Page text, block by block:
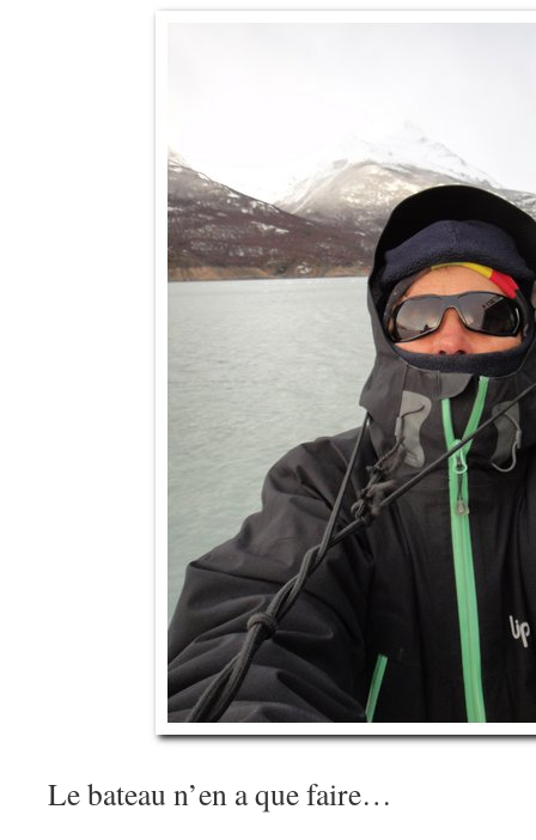
Le bateau n’en a que faire…